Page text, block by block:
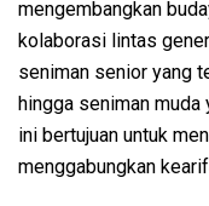
mengembangkan
kolaborasi lintas
seniman senior yang
hingga seniman
ini bertujuan untuk
menggabungkan